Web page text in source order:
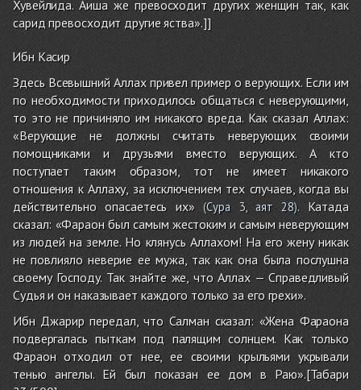
Хувейлида. Аиша же превосходит других женщин так, как
сарид превосходит другие яства».]]
Ибн Касир
Здесь Всевышний Аллах привел пример о верующих. Если им
по необходимости приходилось общаться с неверующими,
то это не причиняло им никакого вреда. Как сказал Аллах:
«Верующие не должны считать неверующих своими
помощниками и друзьями вместо верующих. А кто
поступает таким образом, тот не имеет никакого
отношения к Аллаху, за исключением тех случаев, когда вы
действительно опасаетесь их»(Сура 3, аят 28). Катада
сказал: «Фараон был самым жестоким и самым неверующим
из людей на земле. Но клянусь Аллахом! На его жену никак
не повлияло неверие ее мужа, так как она была послушна
своему Господу. Так знайте же, что Аллах — Справедливый
Судья и он наказывает каждого только за его грехи».
Ибн Джарир передал, что Салман сказал: «Жена Фараона
подвергалась пыткам под палящим солнцем. Как только
Фараон отходил от нее, ее своими крыльями укрывали
тенью ангелы. Ей был показан ее дом в Раю».[Табари